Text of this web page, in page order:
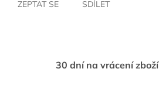
ZEPTAT SE SDÍLET
30 dní na vrácení zboží